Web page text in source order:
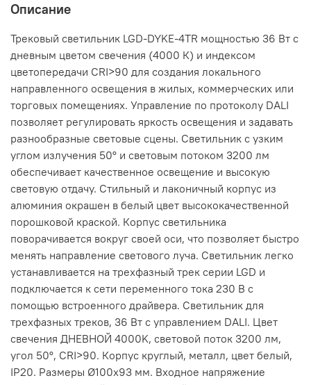
Описание
Трековый светильник LGD-DYKE-4TR мощностью 36 Вт с
дневным цветом свечения (4000 К) и индексом
цветопередачи CRI>90 для создания локального
направленного освещения в жилых, коммерческих или
торговых помещениях. Управление по протоколу DALI
позволяет регулировать яркость освещения и задавать
разнообразные световые сцены. Светильник с узким
углом излучения 50° и световым потоком 3200 лм
обеспечивает качественное освещение и высокую
световую отдачу. Стильный и лаконичный корпус из
алюминия окрашен в белый цвет высококачественной
порошковой краской. Корпус светильника
поворачивается вокруг своей оси, что позволяет быстро
менять направление светового луча. Светильник легко
устанавливается на трехфазный трек серии LGD и
подключается к сети переменного тока 230 В с
помощью встроенного драйвера. Светильник для
трехфазных треков, 36 Вт с управлением DALI. Цвет
свечения ДНЕВНОЙ 4000K, световой поток 3200 лм,
угол 50°, CRI>90. Корпус круглый, металл, цвет белый,
IP20. Размеры Ø100x93 мм. Входное напряжение